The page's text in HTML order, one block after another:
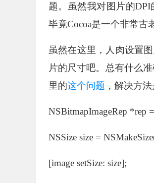
题。虽然我对图片的
毕竟Cocoa是一个非常古
虽然在这里，人肉设置
片的尺寸吧。总有什么
里的这个问题 ，解决方
NSBitmapImageRep *rep
NSSize size =
[image setSize: size];